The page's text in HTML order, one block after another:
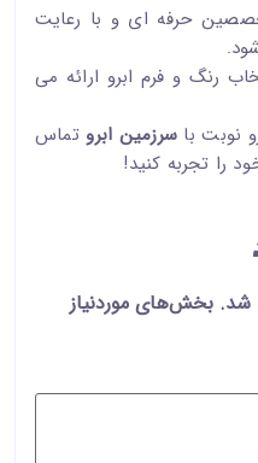
حرفه ای و با رعایت
رنگ و فرم ابرو ارائه می
نوبت باسرزمین ابرو تماس
را تجربه کنید!
شد. بخش‌های موردنیاز